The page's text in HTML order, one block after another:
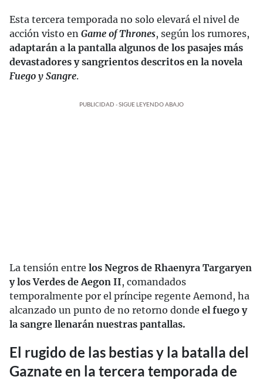
Esta tercera temporada no solo elevará el nivel de
acción visto en Game of Thrones, según los rumores,
adaptarán a la pantalla algunos de los pasajes más
devastadores y sangrientos descritos en la novela
Fuego y Sangre.
PUBLICIDAD - SIGUE LEYENDO ABAJO
La tensión entre los Negros de Rhaenyra Targaryen
y los Verdes de Aegon II, comandados
temporalmente por el príncipe regente Aemond, ha
alcanzado un punto de no retorno donde el fuego y
la sangre llenarán nuestras pantallas.
El rugido de las bestias y la batalla del
Gaznate en la tercera temporada de